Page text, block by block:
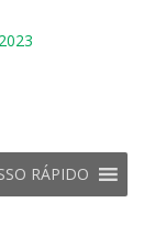
RÁPIDO